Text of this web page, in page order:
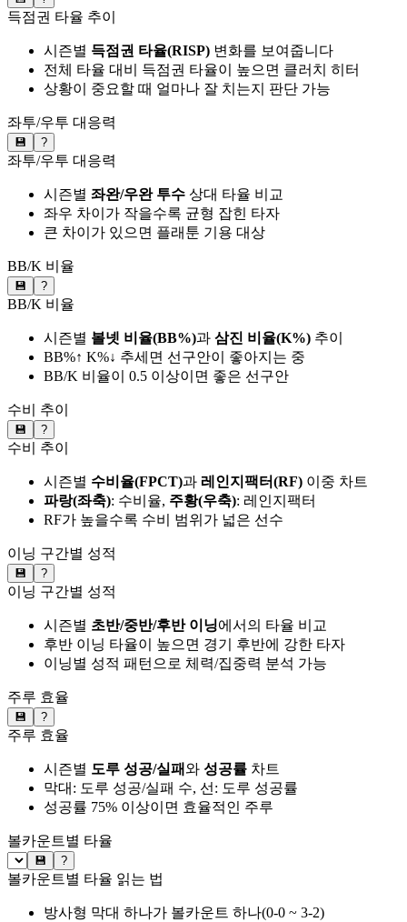
득점권 타율 추이
시즌별 득점권 타율(RISP) 변화를 보여줍니다
전체 타율 대비 득점권 타율이 높으면 클러치 히터
상황이 중요할 때 얼마나 잘 치는지 판단 가능
좌투/우투 대응력
💾 ?
좌투/우투 대응력
시즌별 좌완/우완 투수 상대 타율 비교
좌우 차이가 작을수록 균형 잡힌 타자
큰 차이가 있으면 플래툰 기용 대상
BB/K 비율
💾 ?
BB/K 비율
시즌별 볼넷 비율(BB%)과 삼진 비율(K%) 추이
BB%↑ K%↓ 추세면 선구안이 좋아지는 중
BB/K 비율이 0.5 이상이면 좋은 선구안
수비 추이
💾 ?
수비 추이
시즌별 수비율(FPCT)과 레인지팩터(RF) 이중 차트
파랑(좌축): 수비율, 주황(우축): 레인지팩터
RF가 높을수록 수비 범위가 넓은 선수
이닝 구간별 성적
💾 ?
이닝 구간별 성적
시즌별 초반/중반/후반 이닝에서의 타율 비교
후반 이닝 타율이 높으면 경기 후반에 강한 타자
이닝별 성적 패턴으로 체력/집중력 분석 가능
주루 효율
💾 ?
주루 효율
시즌별 도루 성공/실패와 성공률 차트
막대: 도루 성공/실패 수, 선: 도루 성공률
성공률 75% 이상이면 효율적인 주루
볼카운트별 타율
💾 ?
볼카운트별 타율 읽는 법
방사형 막대 하나가 볼카운트 하나(0-0 ~ 3-2)